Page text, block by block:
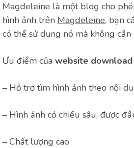
Magdeleine là một blog cho
hình ảnh trên Magdeleine, bạn
có thể sử dụng nó mà không cần
Ưu điểm của website download
– Hỗ trợ tìm hình ảnh theo nội
– Hình ảnh có chiều sâu, được
– Chất lượng cao